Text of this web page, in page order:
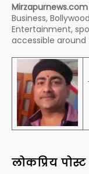
Mirzapurnews.com
Business,
Entertainment,
accessible around
लोकप्रिय पोस्ट